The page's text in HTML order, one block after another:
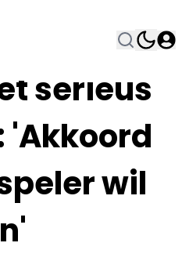
serieus
'Akkoord
wil